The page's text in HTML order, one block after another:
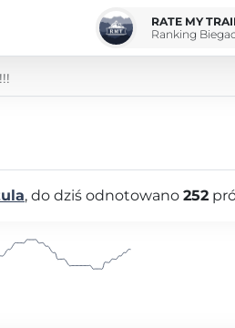
RATE MY
Ranking
, do dziś odnotowano 252